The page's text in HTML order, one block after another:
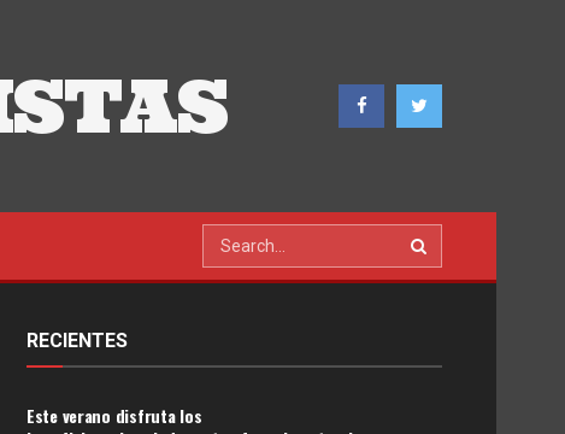
RECIENTES
Este verano disfruta los